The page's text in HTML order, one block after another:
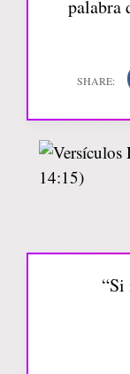
palabra
“Si